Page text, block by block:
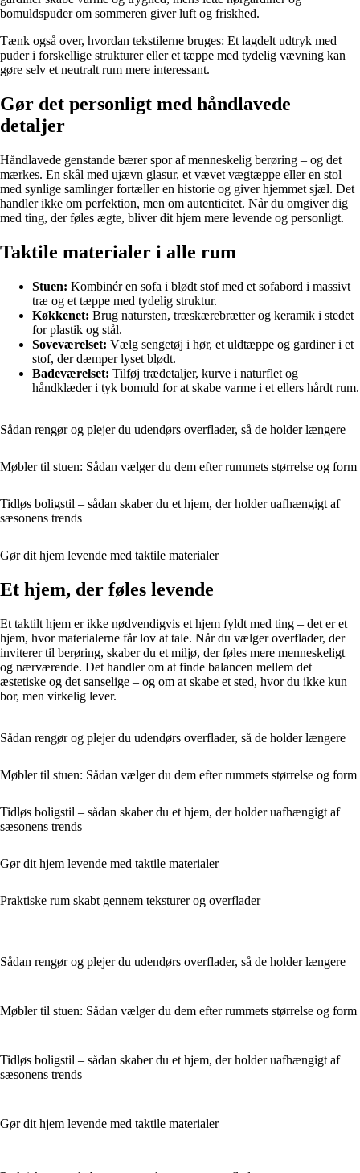
bomuldspuder om sommeren giver luft og friskhed.
Tænk også over, hvordan tekstilerne bruges: Et lagdelt udtryk med
puder i forskellige strukturer eller et tæppe med tydelig vævning kan
gøre selv et neutralt rum mere interessant.
Gør det personligt med håndlavede
detaljer
Håndlavede genstande bærer spor af menneskelig berøring – og det
mærkes. En skål med ujævn glasur, et vævet vægtæppe eller en stol
med synlige samlinger fortæller en historie og giver hjemmet sjæl. Det
handler ikke om perfektion, men om autenticitet. Når du omgiver dig
med ting, der føles ægte, bliver dit hjem mere levende og personligt.
Taktile materialer i alle rum
Stuen: Kombinér en sofa i blødt stof med et sofabord i massivt
træ og et tæppe med tydelig struktur.
Køkkenet: Brug natursten, træskærebrætter og keramik i stedet
for plastik og stål.
Soveværelset: Vælg sengetøj i hør, et uldtæppe og gardiner i et
stof, der dæmper lyset blødt.
Badeværelset: Tilføj trædetaljer, kurve i naturflet og
håndklæder i tyk bomuld for at skabe varme i et ellers hårdt rum.
Sådan rengør og plejer du udendørs overflader, så de holder længere
Møbler til stuen: Sådan vælger du dem efter rummets størrelse og form
Tidløs boligstil – sådan skaber du et hjem, der holder uafhængigt af
sæsonens trends
Gør dit hjem levende med taktile materialer
Et hjem, der føles levende
Et taktilt hjem er ikke nødvendigvis et hjem fyldt med ting – det er et
hjem, hvor materialerne får lov at tale. Når du vælger overflader, der
inviterer til berøring, skaber du et miljø, der føles mere menneskeligt
og nærværende. Det handler om at finde balancen mellem det
æstetiske og det sanselige – og om at skabe et sted, hvor du ikke kun
bor, men virkelig lever.
Sådan rengør og plejer du udendørs overflader, så de holder længere
Møbler til stuen: Sådan vælger du dem efter rummets størrelse og form
Tidløs boligstil – sådan skaber du et hjem, der holder uafhængigt af
sæsonens trends
Gør dit hjem levende med taktile materialer
Praktiske rum skabt gennem teksturer og overflader
Sådan rengør og plejer du udendørs overflader, så de holder længere
Møbler til stuen: Sådan vælger du dem efter rummets størrelse og form
Tidløs boligstil – sådan skaber du et hjem, der holder uafhængigt af
sæsonens trends
Gør dit hjem levende med taktile materialer